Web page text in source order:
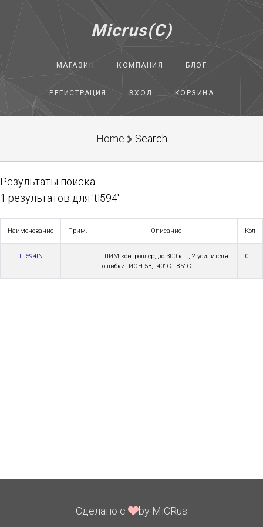
Micrus(C)
МАГАЗИН КОМПАНИЯ БЛОГ
РЕГИСТРАЦИЯ ВХОД КОРЗИНА
Home Search
Результаты поиска
1 результатов для 'tl594'
Наименование Прим. Описание Кол
TL594IN
ШИМ-контроллер, до 300 кГц, 2 усилителя
ошибки, ИОН 5В, -40°C...85°C
0
Сделано с by MiCRus